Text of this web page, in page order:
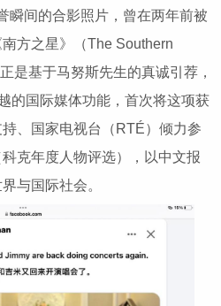
瞬间的合影照片，曾在两年前被
方之星》（The Southern
是基于马努斯先生的真诚引荐，
的国际媒体功能，首次将这项获
、国家电视台（RTÉ）倾力参
克年度人物评选），以中文报
与国际社会。